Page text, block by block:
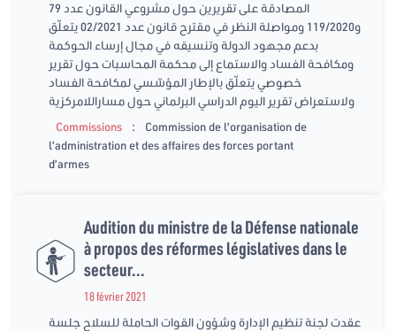
المصادقة على تقريرين حول مشروعي القانون عدد 79
و119/2020 ومواصلة النظر في مقترح قانون عدد 02/2021 يتعلّق
بدعم مجهود الدولة وتنسيقه في مجال إرساء الحوكمة
ومكافحة الفساد والاستماع إلى محكمة المحاسبات حول تقرير
خصوصي يتعلّق بالإطار المؤسّسي لمكافحة الفساد
ولاستعراض تقرير اليوم الدراسي البرلماني حول مساراللامركزية
Commissions
:
Commission de l’organisation de
l’administration et des affaires des forces portant
d’armes
Audition du ministre de la Défense nationale
à propos des réformes législatives dans le
secteur...
18 février 2021
عقدت لجنة تنظيم الإدارة وشؤون القوات الحاملة للسلاح جلسة